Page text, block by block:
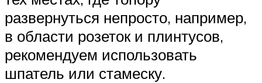
развернуться непросто, например,
в области розеток и плинтусов,
рекомендуем использовать
шпатель или стамеску.